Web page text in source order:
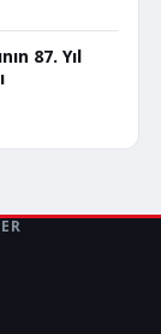
87. Yıl